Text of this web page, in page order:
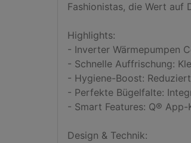
Fashionistas, die Wert auf
Highlights:
- Inverter Wärmepumpen
- Schnelle Auffrischung:
- Hygiene-Boost:
- Perfekte Bügelfalte:
- Smart Features: Q®
Design & Technik: